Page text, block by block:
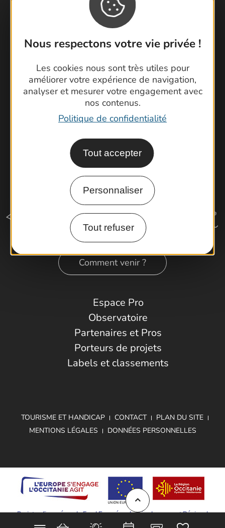
Nous respectons votre vie privée !
Les cookies nous sont très utiles pour
améliorer votre expérience de navigation,
analyser et mesurer votre engagement avec
nos contenus.
Politique de confidentialité
Tout accepter
Personnaliser
Tout refuser
Contactez-nous !
Foire aux questions
Brochures
Cartoguides et Topoguides
Latitude Gard
Comment venir ?
Espace Pro
Observatoire
Partenaires et Pros
Porteurs de projets
Labels et classements
TOURISME ET HANDICAP CONTACT
PLAN DU SITE
MENTIONS LÉGALES
DONNÉES PERSONNELLES
Projet cofinancé par le Fond Européen de Développement Régional